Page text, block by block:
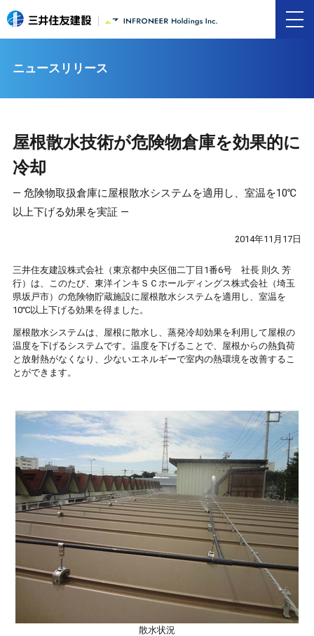
ニュースリリース
屋根散水技術が危険物倉庫を効果的に
冷却
― 危険物取扱倉庫に屋根散水システムを適用し、室温を10℃
以上下げる効果を実証 ―
2014年11月17日
三井住友建設株式会社（東京都中央区佃二丁目1番6号 社長 則久 芳
行）は、このたび、東洋インキＳＣホールディングス株式会社（埼玉
県坂戸市）の危険物貯蔵施設に屋根散水システムを適用し、室温を
10℃以上下げる効果を得ました。
屋根散水システムは、屋根に散水し、蒸発冷却効果を利用して屋根の
温度を下げるシステムです。温度を下げることで、屋根からの熱負荷
と放射熱がなくなり、少ないエネルギーで室内の熱環境を改善するこ
とができます。
散水状況